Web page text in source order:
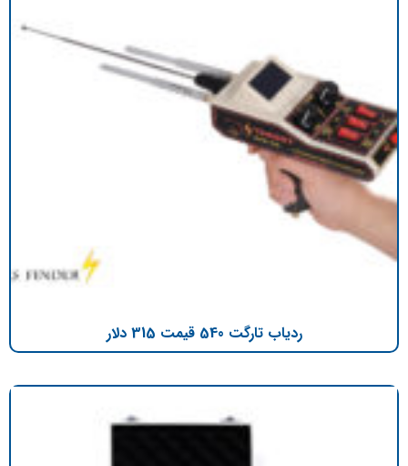
ردیاب تارگت 540 قیمت 315 دلار